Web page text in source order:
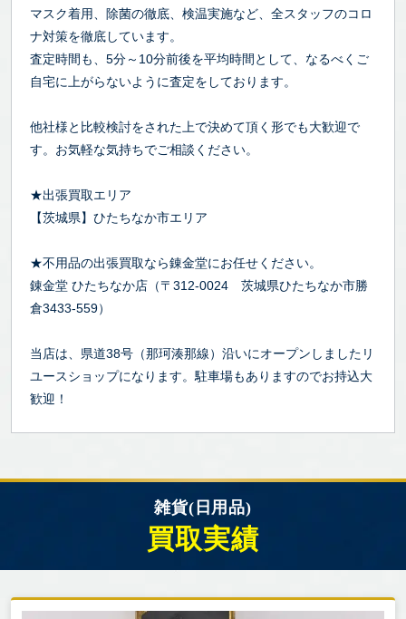
マスク着用、除菌の徹底、検温実施など、全スタッフのコロ
ナ対策を徹底しています。
査定時間も、5分～10分前後を平均時間として、なるべくご
自宅に上がらないように査定をしております。
他社様と比較検討をされた上で決めて頂く形でも大歓迎で
す。お気軽な気持ちでご相談ください。
★出張買取エリア
【茨城県】ひたちなか市エリア
★不用品の出張買取なら錬金堂にお任せください。
錬金堂 ひたちなか店（〒312-0024 茨城県ひたちなか市勝
倉3433-559）
当店は、県道38号（那珂湊那線）沿いにオープンしましたリ
ユースショップになります。駐車場もありますのでお持込大
歓迎！
雑貨(日用品)
買取実績